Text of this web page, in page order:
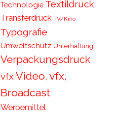
Technologie Textildruck
Transferdruck TV/Kino
Typografie
Umweltschutz Unterhaltung
Verpackungsdruck
vfxVideo, vfx,
Broadcast
Werbemittel